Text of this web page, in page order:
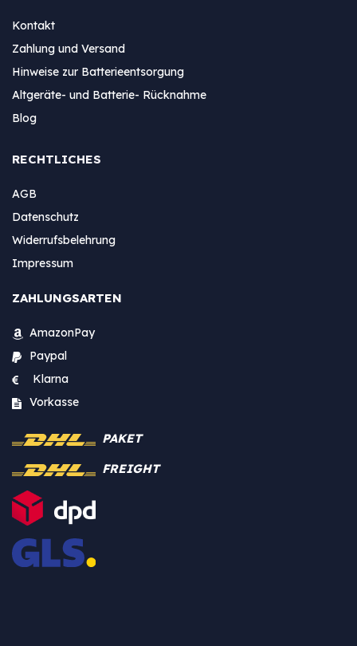
Kontakt
Zahlung und Versand
Hinweise zur Batterieentsorgung
Altgeräte- und Batterie- Rücknahme
Blog
RECHTLICHES
AGB
Datenschutz
Widerrufsbelehrung
Impressum
ZAHLUNGSARTEN
AmazonPay
Paypal
Klarna
Vorkasse
PAKET
FREIGHT